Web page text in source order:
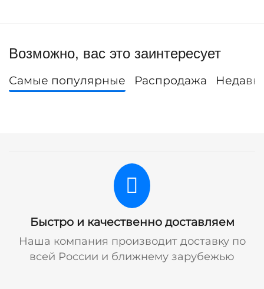
Возможно, вас это заинтересует
Самые популярные Распродажа
Быстро и качественно доставляем
Наша компания производит доставку по
всей России и ближнему зарубежью